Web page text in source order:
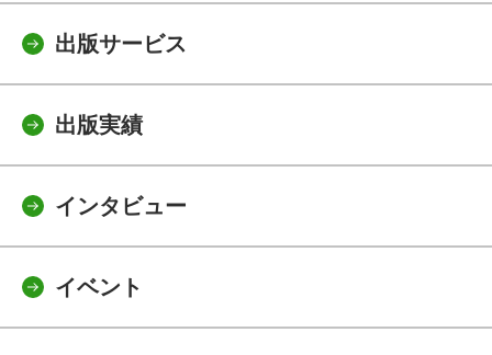
出版サービス
出版実績
インタビュー
イベント